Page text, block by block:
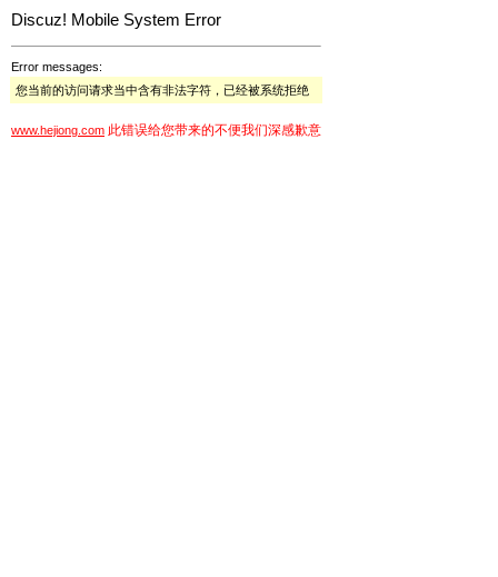
Discuz! Mobile System Error
Error messages:
您当前的访问请求当中含有非法字符，已经被系统拒绝
www.hejiong.com 此错误给您带来的不便我们深感歉意